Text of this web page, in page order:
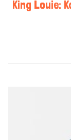
King Louie: